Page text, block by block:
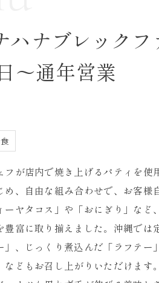
ハナブレックフ
～通年営業
フが店内で焼き上げるパティを使
め、自由な組み合わせで、お客様
ーヤタコス」や「おにぎり」など
豊富に取り揃えました。沖縄では
」、じっくり煮込んだ「ラフテー
などもお召し上がりいただけます